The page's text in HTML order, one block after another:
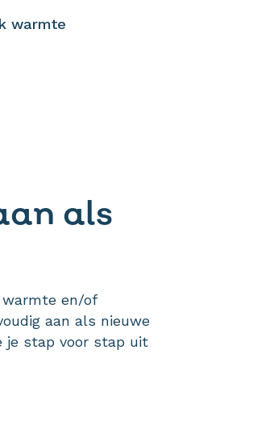
warmte
als
warmte en/of
aan als nieuwe
je stap voor stap uit